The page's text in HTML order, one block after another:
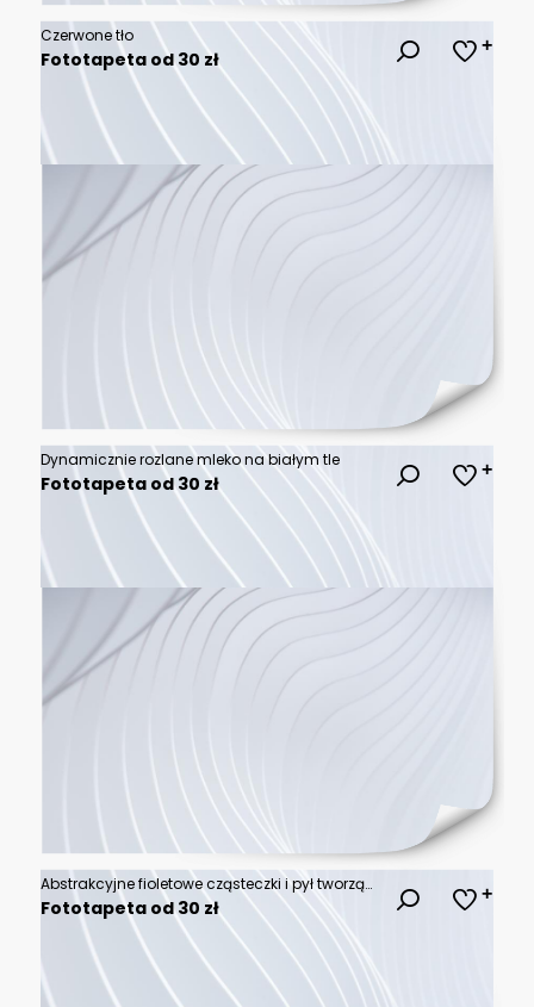
Czerwone tło
Fototapeta od 30 zł
Dynamicznie rozlane mleko na białym tle
Fototapeta od 30 zł
Abstrakcyjne fioletowe cząsteczki i pył tworzące dynamiczne tło
Fototapeta od 30 zł